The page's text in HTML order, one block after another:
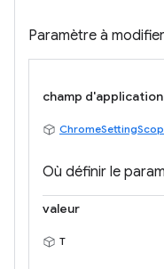
Paramètre à
champ d'application
Où définir le
valeur
T